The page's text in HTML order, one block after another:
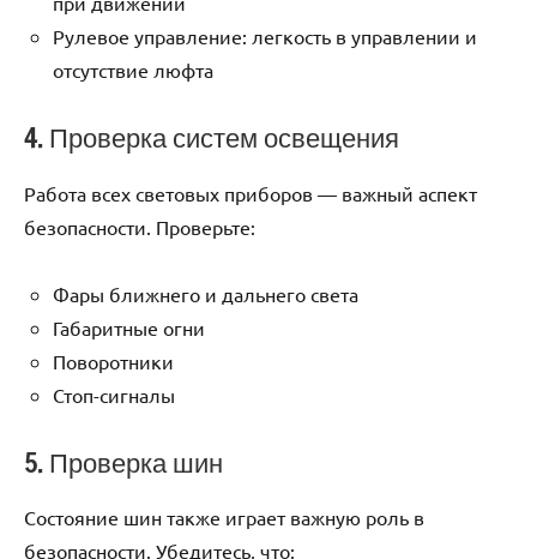
Рулевое управление: легкость в управлении и
отсутствие люфта
4. Проверка систем освещения
Работа всех световых приборов — важный аспект
безопасности. Проверьте:
Фары ближнего и дальнего света
Габаритные огни
Поворотники
Стоп-сигналы
5. Проверка шин
Состояние шин также играет важную роль в
безопасности. Убедитесь, что: